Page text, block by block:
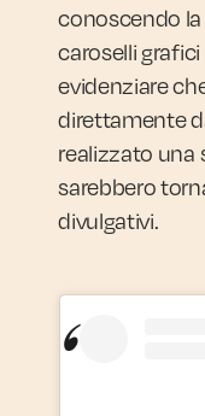
conoscendo
caroselli
evidenziare
direttamente
realizzato una
sarebbero
divulgativi.